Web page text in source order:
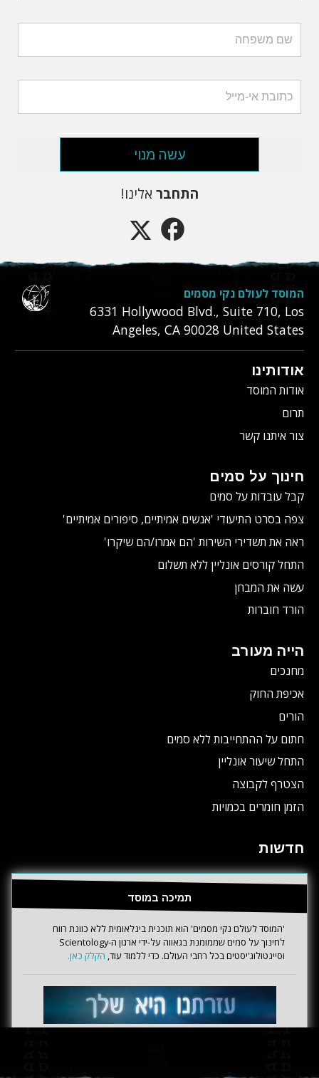
עשה מנוי
התחבר אלינו!
המוסד לעולם נקי מסמים
6331‎ Hollywood Blvd., Suite 710, Los
Angeles, CA 90028 United States
אודותינו
אודות המוסד
תרום
צור איתנו קשר
חינוך על סמים
קבל עובדות על סמים
צפה בסרט התיעודי 'אנשים אמיתיים, סיפורים אמיתיים'
ראה את תשדירי השירות 'הם אמרו/הם שיקרו'
התחל קורסים אונליין ללא תשלום
עשה את המבחן
הורד חוברות
הייה מעורב
מחנכים
אכיפת החוק
הורים
חתום על ההתחייבות ללא סמים
התחל שיעור אונליין
הצטרף לקבוצה
הזמן חומרים בכמויות
חדשות
תמיכה במוסד
'המוסד לעולם נקי מסמים' הוא תוכנית בינלאומית ללא כוונת רווח
לחינוך על סמים שממומנת בגאווה על-ידי ארגון ה-Scientology
וסיינטולוג'יסטים בכל רחבי העולם. כדי ללמוד עוד, הקלק כאן.